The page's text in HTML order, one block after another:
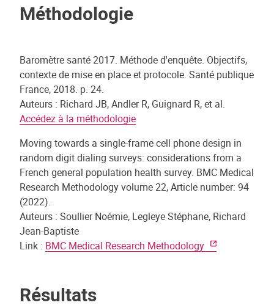
Méthodologie
Baromètre santé 2017. Méthode d'enquête. Objectifs,
contexte de mise en place et protocole. Santé publique
France, 2018. p. 24.
Auteurs : Richard JB, Andler R, Guignard R, et al.
Accédez à la méthodologie
Moving towards a single-frame cell phone design in
random digit dialing surveys: considerations from a
French general population health survey. BMC Medical
Research Methodology volume 22, Article number: 94
(2022).
Auteurs : Soullier Noémie, Legleye Stéphane, Richard
Jean-Baptiste
Link : BMC Medical Research Methodology
Résultats